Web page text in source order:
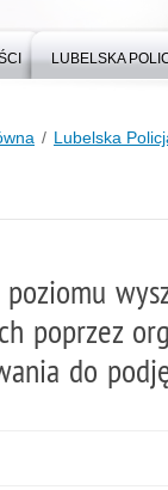
LUBELSKA
Lubelska
poziomu
poprzez
do